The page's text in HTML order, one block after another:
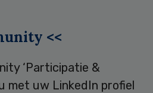
<<
‘Participatie &
met uw LinkedIn profiel